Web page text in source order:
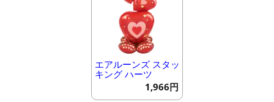
エアルーンズ スタッ
キング ハーツ
1,966円